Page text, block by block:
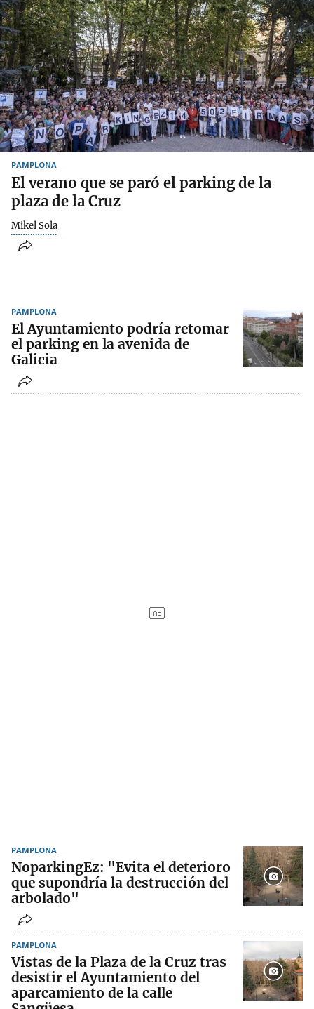
PAMPLONA
El verano que se paró el parking de la
plaza de la Cruz
Mikel Sola
PAMPLONA
El Ayuntamiento podría retomar
el parking en la avenida de
Galicia
PAMPLONA
NoparkingEz: "Evita el deterioro
que supondría la destrucción del
arbolado"
PAMPLONA
Vistas de la Plaza de la Cruz tras
desistir el Ayuntamiento del
aparcamiento de la calle